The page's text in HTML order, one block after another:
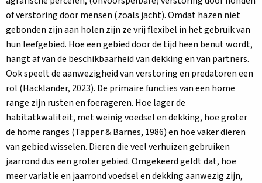
of verstoring door mensen (zoals jacht). Omdat hazen niet
gebonden zijn aan holen zijn ze vrij flexibel in het gebruik van
hun leefgebied. Hoe een gebied door de tijd heen benut wordt,
hangt af van de beschikbaarheid van dekking en van partners.
Ook speelt de aanwezigheid van verstoring en predatoren een
rol (Häcklander, 2023). De primaire functies van een home
range zijn rusten en foerageren. Hoe lager de
habitatkwaliteit, met weinig voedsel en dekking, hoe groter
de home ranges (Tapper & Barnes, 1986) en hoe vaker dieren
van gebied wisselen. Dieren die veel verhuizen gebruiken
jaarrond dus een groter gebied. Omgekeerd geldt dat, hoe
meer variatie en jaarrond voedsel en dekking aanwezig zijn,